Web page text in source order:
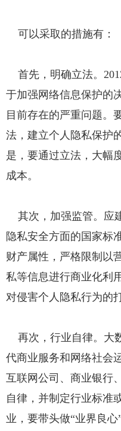
可以采取的措施有：
首先，明确立法。
于加强网络信息保护的
目前存在的严重问题。
法，建立个人隐私保护
是，要通过立法，大幅
成本。
其次，加强监管。应
隐私安全方面的国家标
财产属性，严格限制以
私等信息进行商业化利
对侵害个人隐私行为的
再次，行业自律。大
代商业服务和网络社会
互联网公司、商业银行
自律，并制定行业标准
业，要带头做“业界良心”